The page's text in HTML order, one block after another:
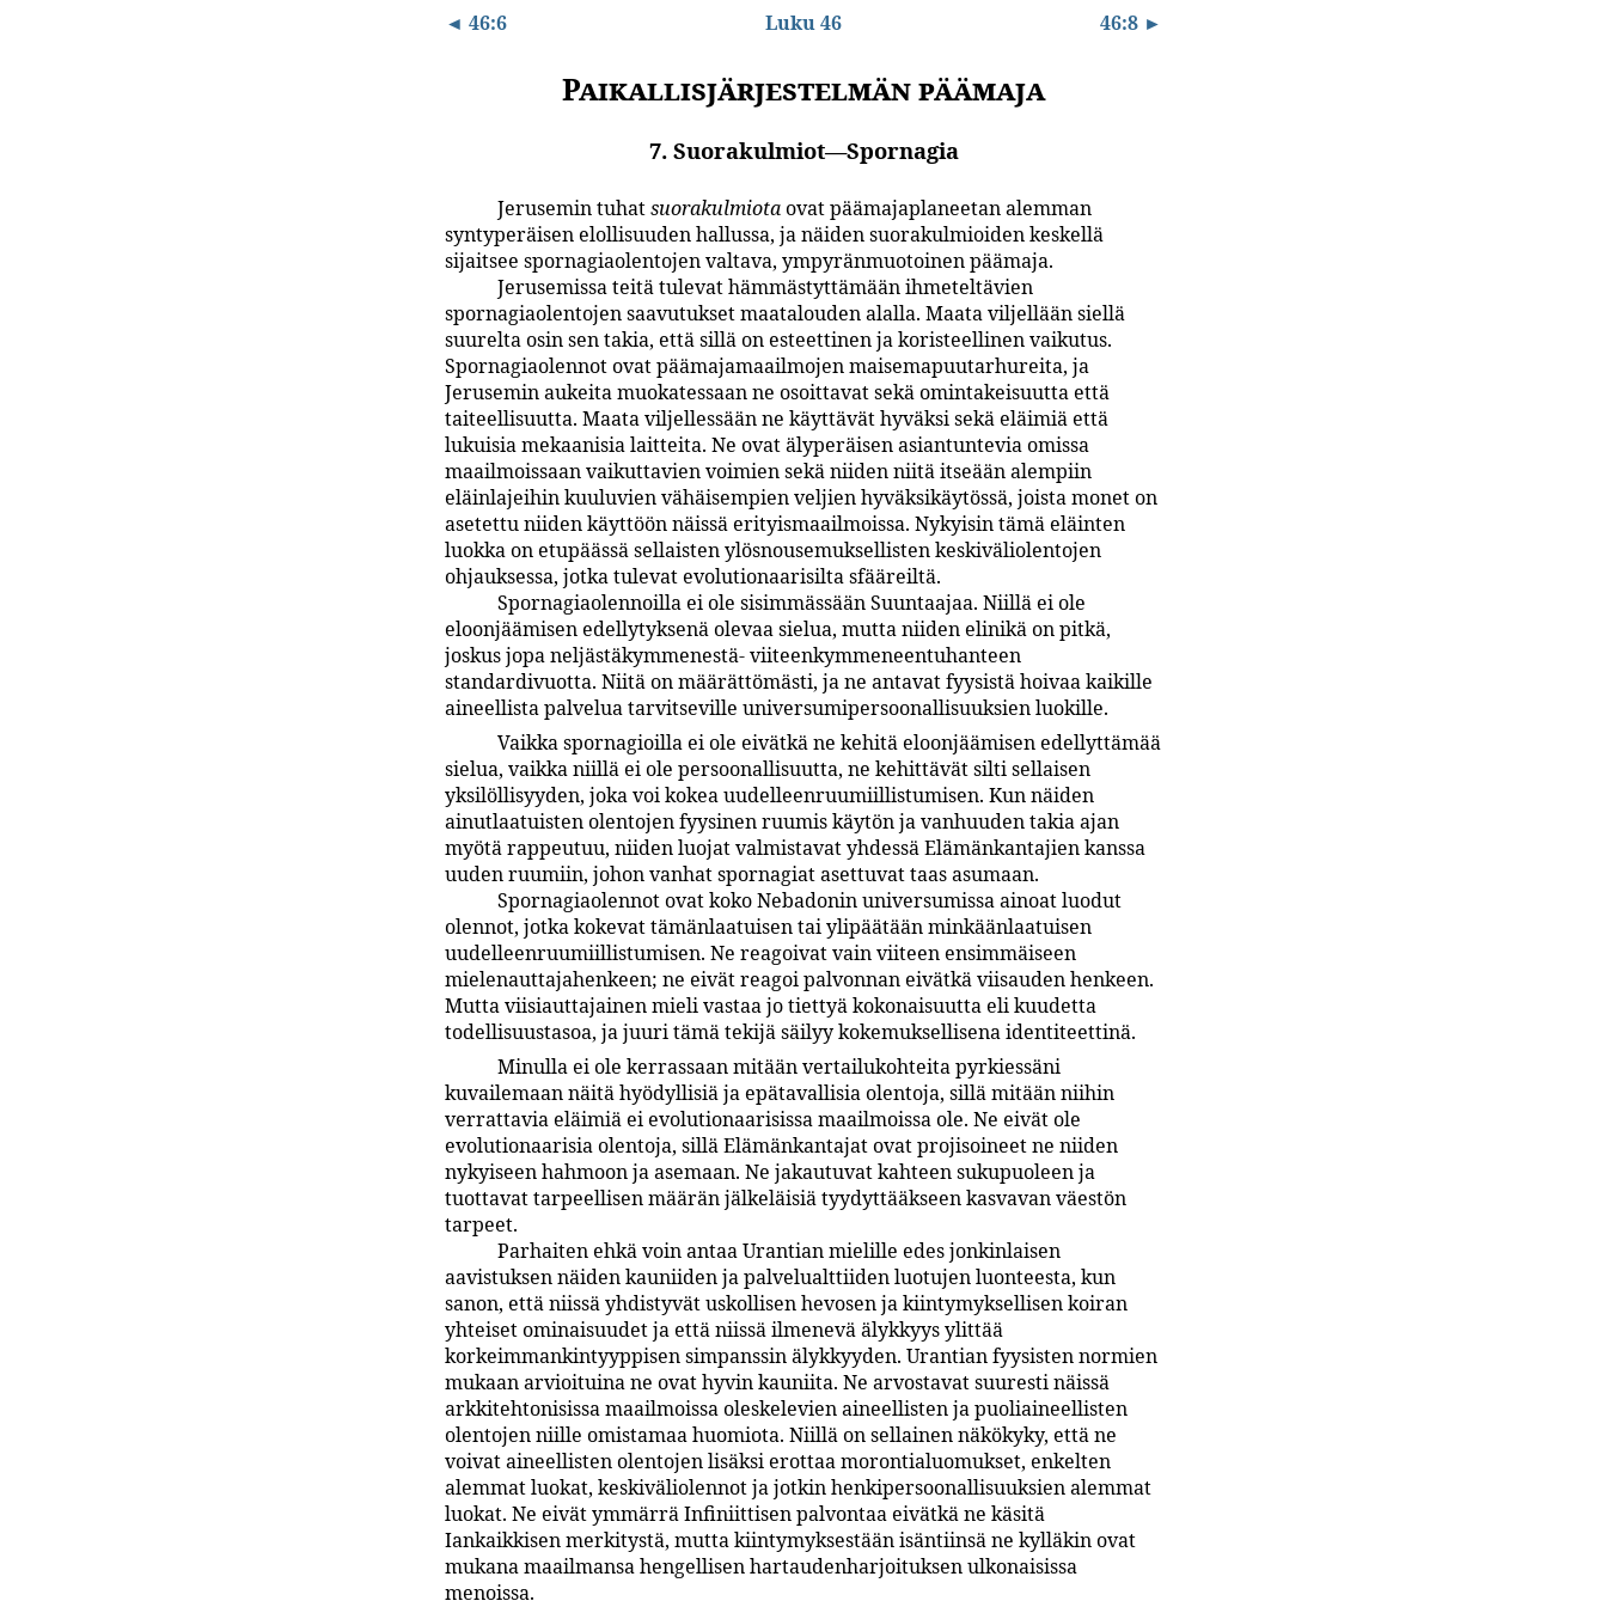
◄ 46:6 Luku 46 46:8 ►
Paikallisjärjestelmän päämaja
7. Suorakulmiot—Spornagia
Jerusemin tuhatsuorakulmiotaovat päämajaplaneetan alemman
syntyperäisen elollisuuden hallussa, ja näiden suorakulmioiden keskellä
sijaitsee spornagiaolentojen valtava, ympyränmuotoinen päämaja.
Jerusemissa teitä tulevat hämmästyttämään ihmeteltävien
spornagiaolentojen saavutukset maatalouden alalla. Maata viljellään siellä
suurelta osin sen takia, että sillä on esteettinen ja koristeellinen vaikutus.
Spornagiaolennot ovat päämajamaailmojen maisemapuutarhureita, ja
Jerusemin aukeita muokatessaan ne osoittavat sekä omintakeisuutta että
taiteellisuutta. Maata viljellessään ne käyttävät hyväksi sekä eläimiä että
lukuisia mekaanisia laitteita. Ne ovat älyperäisen asiantuntevia omissa
maailmoissaan vaikuttavien voimien sekä niiden niitä itseään alempiin
eläinlajeihin kuuluvien vähäisempien veljien hyväksikäytössä, joista monet on
asetettu niiden käyttöön näissä erityismaailmoissa. Nykyisin tämä eläinten
luokka on etupäässä sellaisten ylösnousemuksellisten keskiväliolentojen
ohjauksessa, jotka tulevat evolutionaarisilta sfääreiltä.
Spornagiaolennoilla ei ole sisimmässään Suuntaajaa. Niillä ei ole
eloonjäämisen edellytyksenä olevaa sielua, mutta niiden elinikä on pitkä,
joskus jopa neljästäkymmenestä- viiteenkymmeneentuhanteen
standardivuotta. Niitä on määrättömästi, ja ne antavat fyysistä hoivaa kaikille
aineellista palvelua tarvitseville universumipersoonallisuuksien luokille.
Vaikka spornagioilla ei ole eivätkä ne kehitä eloonjäämisen edellyttämää
sielua, vaikka niillä ei ole persoonallisuutta, ne kehittävät silti sellaisen
yksilöllisyyden, joka voi kokea uudelleenruumiillistumisen. Kun näiden
ainutlaatuisten olentojen fyysinen ruumis käytön ja vanhuuden takia ajan
myötä rappeutuu, niiden luojat valmistavat yhdessä Elämänkantajien kanssa
uuden ruumiin, johon vanhat spornagiat asettuvat taas asumaan.
Spornagiaolennot ovat koko Nebadonin universumissa ainoat luodut
olennot, jotka kokevat tämänlaatuisen tai ylipäätään minkäänlaatuisen
uudelleenruumiillistumisen. Ne reagoivat vain viiteen ensimmäiseen
mielenauttajahenkeen; ne eivät reagoi palvonnan eivätkä viisauden henkeen.
Mutta viisiauttajainen mieli vastaa jo tiettyä kokonaisuutta eli kuudetta
todellisuustasoa, ja juuri tämä tekijä säilyy kokemuksellisena identiteettinä.
Minulla ei ole kerrassaan mitään vertailukohteita pyrkiessäni
kuvailemaan näitä hyödyllisiä ja epätavallisia olentoja, sillä mitään niihin
verrattavia eläimiä ei evolutionaarisissa maailmoissa ole. Ne eivät ole
evolutionaarisia olentoja, sillä Elämänkantajat ovat projisoineet ne niiden
nykyiseen hahmoon ja asemaan. Ne jakautuvat kahteen sukupuoleen ja
tuottavat tarpeellisen määrän jälkeläisiä tyydyttääkseen kasvavan väestön
tarpeet.
Parhaiten ehkä voin antaa Urantian mielille edes jonkinlaisen
aavistuksen näiden kauniiden ja palvelualttiiden luotujen luonteesta, kun
sanon, että niissä yhdistyvät uskollisen hevosen ja kiintymyksellisen koiran
yhteiset ominaisuudet ja että niissä ilmenevä älykkyys ylittää
korkeimmankintyyppisen simpanssin älykkyyden. Urantian fyysisten normien
mukaan arvioituina ne ovat hyvin kauniita. Ne arvostavat suuresti näissä
arkkitehtonisissa maailmoissa oleskelevien aineellisten ja puoliaineellisten
olentojen niille omistamaa huomiota. Niillä on sellainen näkökyky, että ne
voivat aineellisten olentojen lisäksi erottaa morontialuomukset, enkelten
alemmat luokat, keskiväliolennot ja jotkin henkipersoonallisuuksien alemmat
luokat. Ne eivät ymmärrä Infiniittisen palvontaa eivätkä ne käsitä
Iankaikkisen merkitystä, mutta kiintymyksestään isäntiinsä ne kylläkin ovat
mukana maailmansa hengellisen hartaudenharjoituksen ulkonaisissa
menoissa.